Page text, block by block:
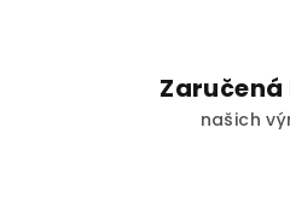
našich